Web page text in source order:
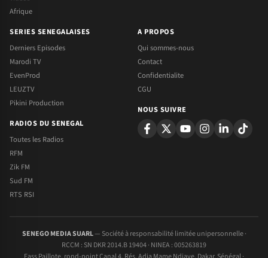
Afrique
SERIES SENEGALAISES
Derniers Episodes
Marodi TV
EvenProd
LEUZTV
Pikini Production
RADIOS DU SENEGAL
Toutes les Radios
RFM
Zik FM
Sud FM
RTS RSI
A PROPOS
Qui sommes-nous
Contact
Confidentialite
CGU
NOUS SUIVRE
SENEGO MEDIA SUARL— Société à responsabilité limitée unipersonnelle ·
RCCM : SN DKR 2014.B 19404 · NINEA : 005263819